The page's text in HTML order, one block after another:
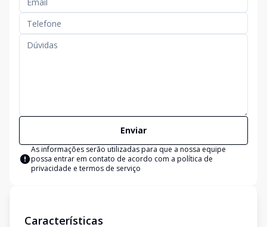
Enviar
As informações serão utilizadas para que a nossa equipe
possa entrar em contato de acordo com a política de
privacidade e termos de serviço
Características